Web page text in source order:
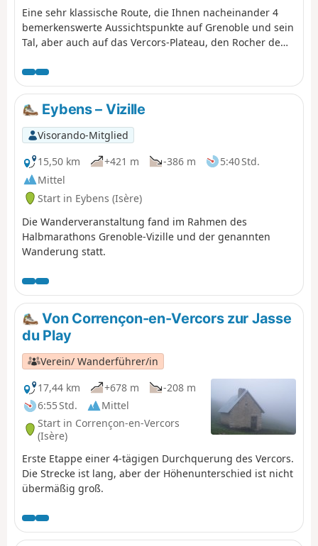
Eine sehr klassische Route, die Ihnen nacheinander 4
bemerkenswerte Aussichtspunkte auf Grenoble und sein
Tal, aber auch auf das Vercors-Plateau, den Rocher de
man mindestens einmal machen, wenn man in der
Gegend ist. Ideal ist es, mit zwei Fahrzeugen auf dem
Aufstieg hinaufzugehen und eines am Ziel, dem
Parkplatz „Les Barnets“, zwei Serpentinen unterhalb des
Startpunkts an der Station Lans en Vercors, stehen zu
lassen.
Eybens – Vizille
Visorando-Mitglied
15,50 km
+421 m -386 m
5:40 Std.
Mittel
Start in Eybens (Isère)
Die Wanderveranstaltung fand im Rahmen des
Halbmarathons Grenoble-Vizille und der genannten
Wanderung statt.
Von Corrençon-en-Vercors zur Jasse
du Play
Verein/ Wanderführer/in
17,44 km
+678 m
-208 m
6:55 Std.
Mittel
Start in Corrençon-en-Vercors
(Isère)
Erste Etappe einer 4-tägigen Durchquerung des Vercors.
Die Strecke ist lang, aber der Höhenunterschied ist nicht
übermäßig groß.